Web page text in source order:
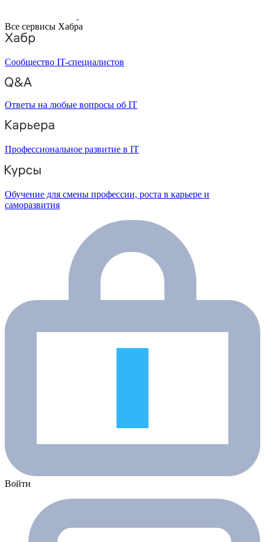
Все сервисы Хабра
Сообщество IT-специалистов
Ответы на любые вопросы об IT
Профессиональное развитие в IT
Обучение для смены профессии, роста в карьере и
саморазвития
Войти